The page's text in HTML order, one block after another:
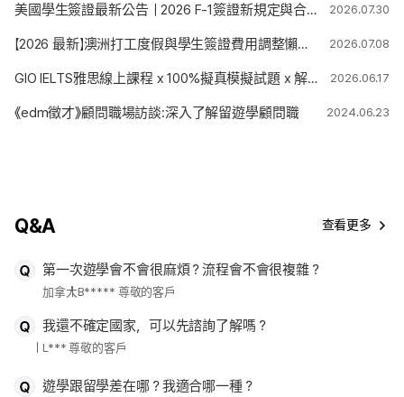
美國學生簽證最新公告｜2026 F-1簽證新規定與合法停留期限變更解析 2026.07.30
【2026 最新】澳洲打工度假與學生簽證費用調整懶人包 2026.07.08
GIO IELTS雅思線上課程 x 100%擬真模擬試題 x 解題技巧 2026.06.17
《edm徵才》顧問職場訪談:深入了解留遊學顧問職 2024.06.23
Q&A 查看更多
第一次遊學會不會很麻煩？流程會不會很複雜？
加拿大B***** 尊敬的客戶
我還不確定國家，可以先諮詢了解嗎？
L*** 尊敬的客戶
遊學跟留學差在哪？我適合哪一種？